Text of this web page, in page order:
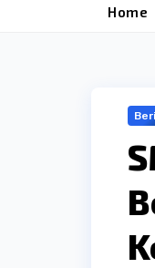
Home